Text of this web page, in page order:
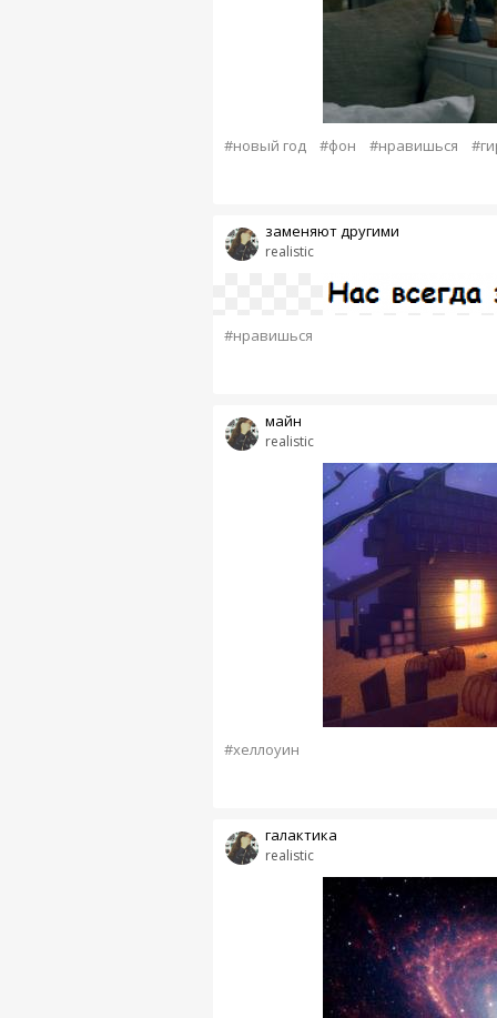
#новый год #фон #нравишься
realistic
заменяют другими
#нравишься
realistic
майн
#хеллоуин
realistic
галактика